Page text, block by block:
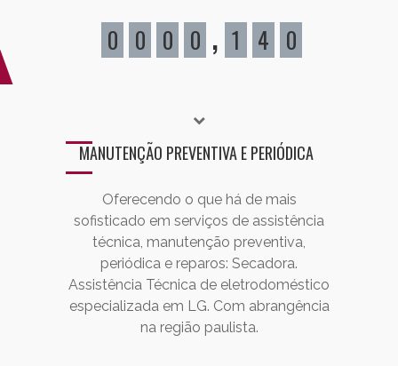
0 0 0 0 , 1 4 0
MANUTENÇÃO PREVENTIVA E PERIÓDICA
Oferecendo o que há de mais
sofisticado em serviços de assistência
técnica, manutenção preventiva,
periódica e reparos: Secadora.
Assistência Técnica de eletrodoméstico
especializada em LG. Com abrangência
na região paulista.